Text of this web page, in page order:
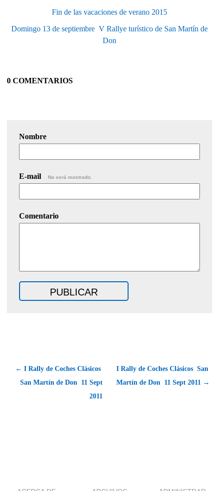
Fin de las vacaciones de verano 2015
Domingo 13 de septiembre  V Rallye turístico de San Martín de
Don
0 COMENTARIOS
Nombre
E-mail No será mostrado.
Comentario
← I Rally de Coches Clásicos 
San Martín de Don  11 Sept
2011
I Rally de Coches Clásicos  San
Martín de Don  11 Sept 2011 →